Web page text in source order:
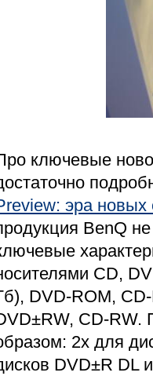
ключевые
эра новых
BenQ
CD,
DVD-ROM,
CD-RW.
2х для
DVD±R DL